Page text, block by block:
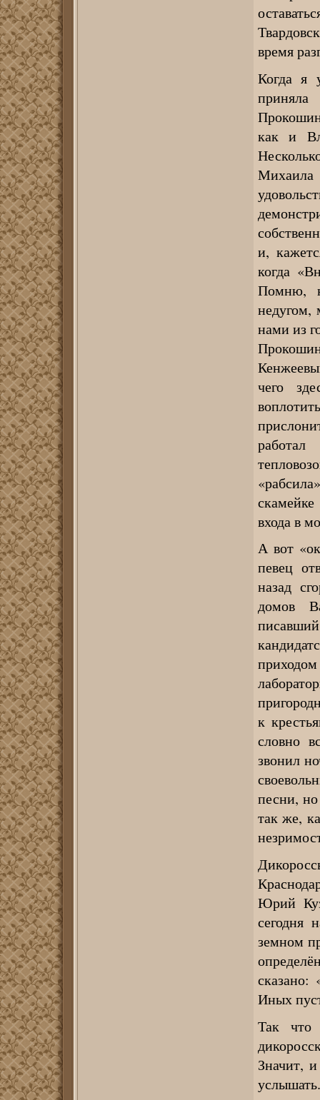
время
Когда я
приняла
как и
Михаила
и,
когда
Помню,
недугом,
нами из
чего
входа в
А вот
певец
назад
домов
к
словно
звонил
песни,
так же,
Юрий
сегодня
земном
Иных
Так что
Значит,
услышать.